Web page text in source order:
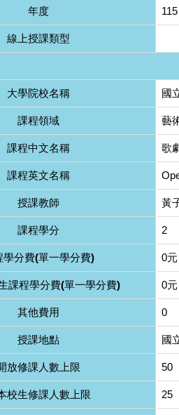
年度 115
線上授課類型
大學院校名稱 國
課程領域 藝
課程中文名稱 歌
課程英文名稱
授課教師 黃
課程學分 2
學分費(單一學分費) 0
課程學分費(單一學分費) 0
其他費用 0
授課地點 國
放修課人數上限 50
校生修課人數上限 25